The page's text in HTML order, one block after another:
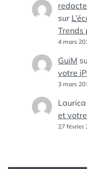
sur
Trends
4 mars
GuiM
votre
3 mars
Laurica
et votre
27 février